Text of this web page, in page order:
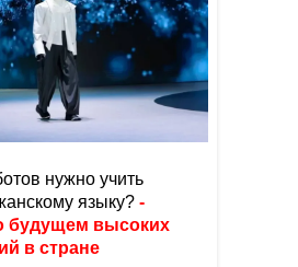
нужно учить
языку? -
будущем высоких
в стране